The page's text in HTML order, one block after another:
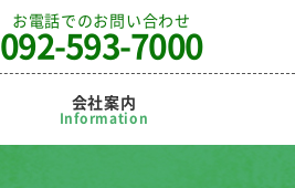
お電話でのお問い合わせ
092-593-7000
会社案内
Information